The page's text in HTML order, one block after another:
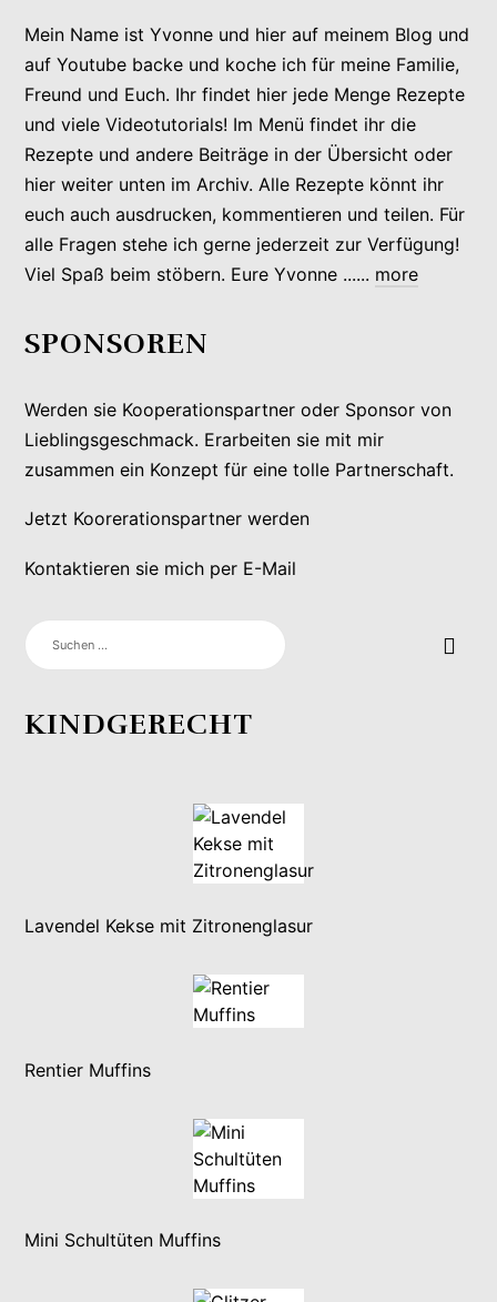
Mein Name ist Yvonne und hier auf meinem Blog und
auf Youtube backe und koche ich für meine Familie,
Freund und Euch. Ihr findet hier jede Menge Rezepte
und viele Videotutorials! Im Menü findet ihr die
Rezepte und andere Beiträge in der Übersicht oder
hier weiter unten im Archiv. Alle Rezepte könnt ihr
euch auch ausdrucken, kommentieren und teilen. Für
alle Fragen stehe ich gerne jederzeit zur Verfügung!
Viel Spaß beim stöbern. Eure Yvonne ...... more
SPONSOREN
Werden sie Kooperationspartner oder Sponsor von
Lieblingsgeschmack. Erarbeiten sie mit mir
zusammen ein Konzept für eine tolle Partnerschaft.
Jetzt Koorerationspartner werden
Kontaktieren sie mich per E-Mail
SUCHEN
NACH:
KINDGERECHT
Lavendel Kekse mit Zitronenglasur
Rentier Muffins
Mini Schultüten Muffins